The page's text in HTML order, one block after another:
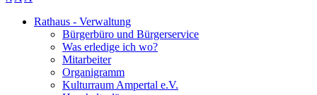
Rathaus - Verwaltung
Bürgerbüro und Bürgerservice
Was erledige ich wo?
Mitarbeiter
Organigramm
Kulturraum Ampertal e.V.